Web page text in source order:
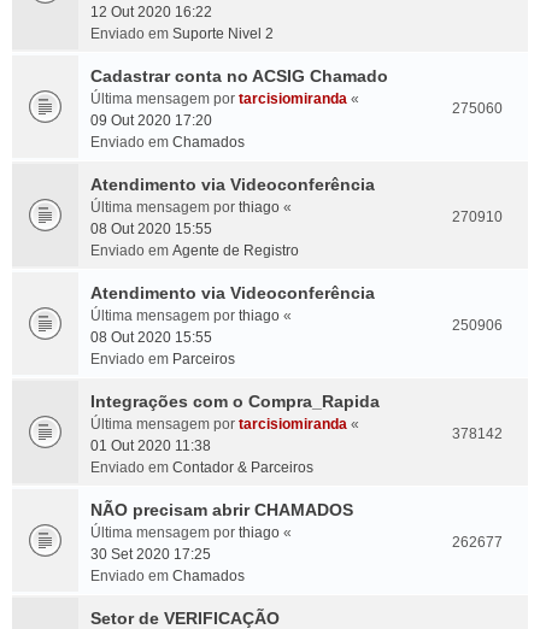
12 Out 2020 16:22
Enviado em Suporte Nivel 2
Cadastrar conta no ACSIG Chamado
Última mensagem por tarcisiomiranda «
09 Out 2020 17:20
Enviado em Chamados
275060
Atendimento via Videoconferência
Última mensagem por thiago «
08 Out 2020 15:55
Enviado em Agente de Registro
270910
Atendimento via Videoconferência
Última mensagem por thiago «
08 Out 2020 15:55
Enviado em Parceiros
250906
Integrações com o Compra_Rapida
Última mensagem por tarcisiomiranda «
01 Out 2020 11:38
Enviado em Contador & Parceiros
378142
NÃO precisam abrir CHAMADOS
Última mensagem por thiago «
30 Set 2020 17:25
Enviado em Chamados
262677
Setor de VERIFICAÇÃO